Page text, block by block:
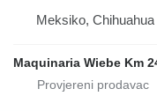
Meksiko, Chihuahua
Maquinaria Wiebe Km